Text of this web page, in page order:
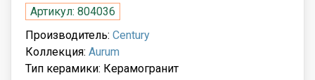
Артикул: 804036
Производитель: Century
Коллекция: Aurum
Тип керамики: Керамогранит